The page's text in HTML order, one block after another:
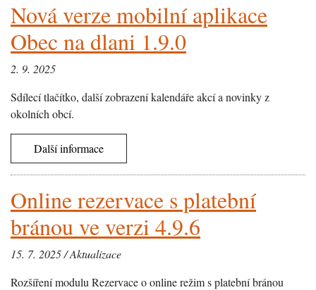
Nová verze mobilní aplikace
Obec na dlani 1.9.0
2. 9. 2025
Sdílecí tlačítko, další zobrazení kalendáře akcí a novinky z
okolních obcí.
Další informace
Online rezervace s platební
bránou ve verzi 4.9.6
15. 7. 2025 / Aktualizace
Rozšíření modulu Rezervace o online režim s platební bránou